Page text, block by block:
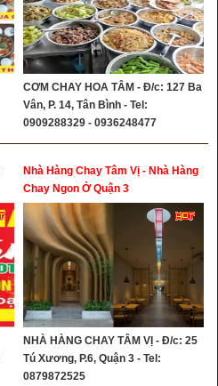
CƠM CHAY HOA TÂM - Đ/c: 127 Ba
Vân, P. 14, Tân Bình - Tel:
0909288329 - 0936248477
Nhà Hàng Chay Tâm Vị - Nhà Hàng
Chay Ngon Ở Quận 3
NHÀ HÀNG CHAY TÂM VỊ - Đ/c: 25
Tú Xương, P.6, Quận 3 - Tel:
0879872525